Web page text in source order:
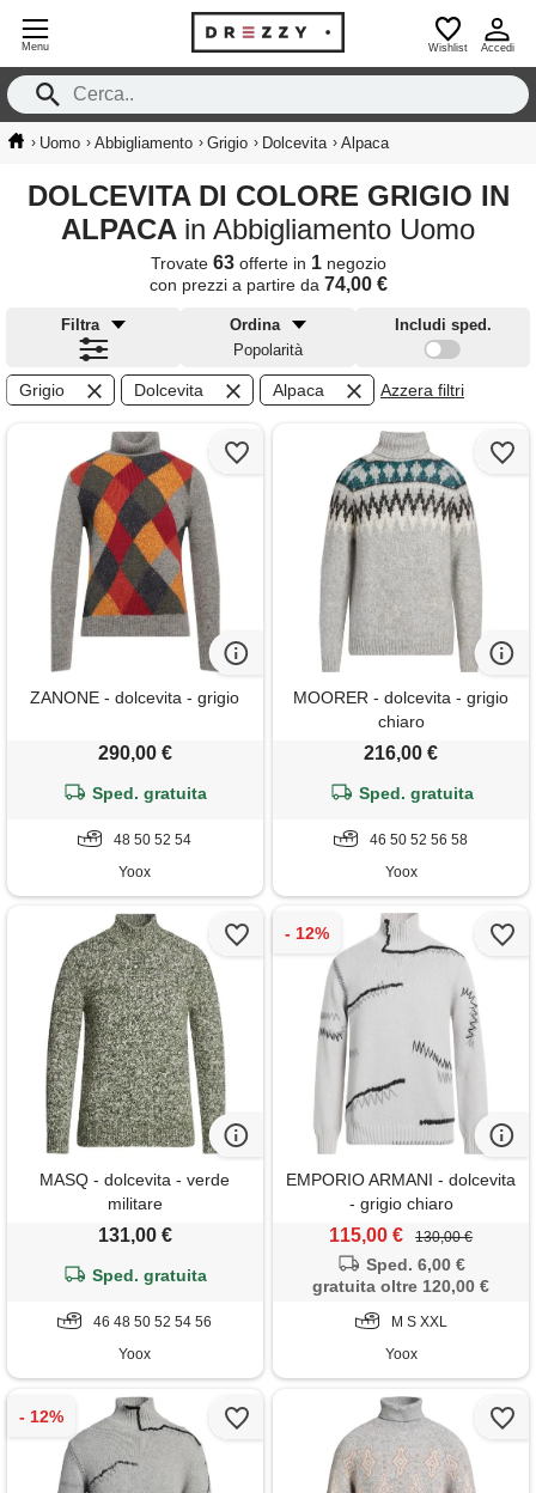
Menu Wishlist Accedi
› Uomo › Abbigliamento › Grigio › Dolcevita › Alpaca
DOLCEVITA DI COLORE GRIGIO IN
ALPACA in Abbigliamento Uomo
Trovate 63offerte in 1negozio
con prezzi a partire da 74,00 €
Filtra
Ordina
Popolarità
Includi sped.
Grigio Dolcevita Alpaca Azzera filtri
ZANONE - dolcevita - grigio
290,00 €
Sped. gratuita
48 50 52 54
Yoox
MOORER - dolcevita - grigio
chiaro
216,00 €
Sped. gratuita
46 50 52 56 58
Yoox
MASQ - dolcevita - verde
militare
131,00 €
Sped. gratuita
46 48 50 52 54 56
Yoox
EMPORIO ARMANI - dolcevita
- grigio chiaro
115,00 € 130,00 €
Sped. 6,00 €
gratuita oltre 120,00 €
M S XXL
Yoox